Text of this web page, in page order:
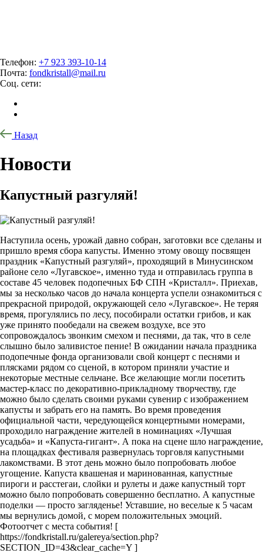
Телефон: +7 923 393-10-14
Почта: fondkristall@mail.ru
Соц. сети:
Назад
Новости
Капустный разгуляй!
Наступила осень, урожай давно собран, заготовки все сделаны и
пришло время сбора капусты. Именно этому овощу посвящен
праздник «Капустный разгуляй», проходящий в Минусинском
районе село «Лугавское», именно туда и отправилась группа в
составе 45 человек подопечных БФ СПН «Кристалл». Приехав,
мы за несколько часов до начала концерта успели ознакомиться с
прекрасной природой, окружающей село «Лугавское». Не теряя
время, прогулялись по лесу, пособирали остатки грибов, и как
уже принято пообедали на свежем воздухе, все это
сопровождалось звонким смехом и песнями, да так, что в селе
слышно было заливистое пение! В ожидании начала праздника
подопечные фонда организовали свой концерт с песнями и
плясками рядом со сценой, в котором приняли участие и
некоторые местные сельчане. Все желающие могли посетить
мастер-класс по декоративно-прикладному творчеству, где
можно было сделать своими руками сувенир с изображением
капусты и забрать его на память. Во время проведения
официальной части, чередующейся концертными номерами,
проходило награждение жителей в номинациях «Лучшая
усадьба» и «Капуста-гигант». А пока на сцене шло награждение,
на площадках фестиваля развернулась торговля капустными
лакомствами. В этот день можно было попробовать любое
угощение. Капуста квашеная и маринованная, капустные
пироги и расстегаи, слойки и рулеты и даже капустный торт
можно было попробовать совершенно бесплатно. А капустные
поделки — просто загляденье! Уставшие, но веселые к 5 часам
мы вернулись домой, с морем положительных эмоций.
Фотоотчет с места события! [
https://fondkristall.ru/galereya/section.php?
SECTION_ID=43&clear_cache=Y ]